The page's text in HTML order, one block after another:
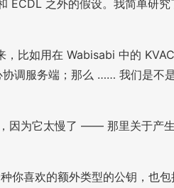
ECDL 之外的假设。我简单研
比如用在 Wabisabi 中的
调服务端；那么 …… 我们是
因为它太慢了 —— 那里关于产
你喜欢的额外类型的公钥，也